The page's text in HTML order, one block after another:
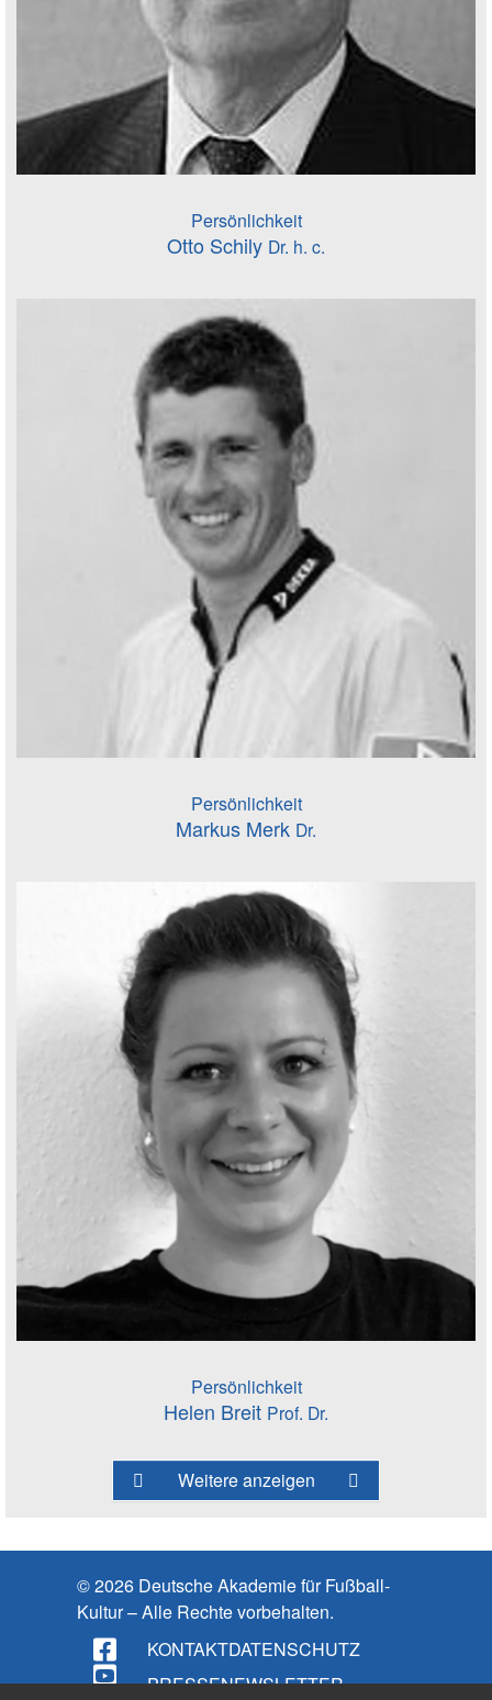
Persönlichkeit
Otto Schily Dr. h. c.
Persönlichkeit
Markus Merk Dr.
Persönlichkeit
Helen Breit Prof. Dr.
Weitere anzeigen
© 2026 Deutsche Akademie für Fußball-
Kultur – Alle Rechte vorbehalten.
KONTAKTDATENSCHUTZ
PRESSENEWSLETTER